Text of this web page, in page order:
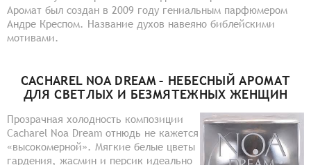
Аромат был создан в 2009 году гениальным парфюмером
Андре Креспом. Название духов навеяно библейскими
мотивами.
CACHAREL NOA DREAM – НЕБЕСНЫЙ АРОМАТ
ДЛЯ СВЕТЛЫХ И БЕЗМЯТЕЖНЫХ ЖЕНЩИН
Прозрачная холодность композиции
Cacharel Noa Dream отнюдь не кажется
«высокомерной». Мягкие белые цветы
гардения, жасмин и персик идеально